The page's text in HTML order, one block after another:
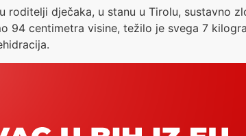
roditelji dječaka, u stanu u Tirolu, sustavno
94 centimetra visine, težilo je svega 7